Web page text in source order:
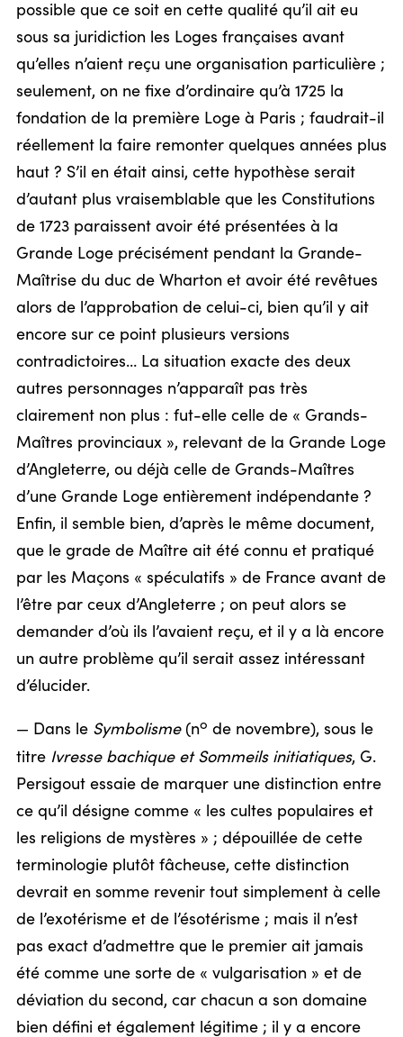
possible que ce soit en cette qualité qu’il ait eu
sous sa juridiction les Loges françaises avant
qu’elles n’aient reçu une organisation particulière ;
seulement, on ne fixe d’ordinaire qu’à 1725 la
fondation de la première Loge à Paris ; faudrait-il
réellement la faire remonter quelques années plus
haut ? S’il en était ainsi, cette hypothèse serait
d’autant plus vraisemblable que les Constitutions
de 1723 paraissent avoir été présentées à la
Grande Loge précisément pendant la Grande-
Maîtrise du duc de Wharton et avoir été revêtues
alors de l’approbation de celui-ci, bien qu’il y ait
encore sur ce point plusieurs versions
contradictoires… La situation exacte des deux
autres personnages n’apparaît pas très
clairement non plus : fut-elle celle de « Grands-
Maîtres provinciaux », relevant de la Grande Loge
d’Angleterre, ou déjà celle de Grands-Maîtres
d’une Grande Loge entièrement indépendante ?
Enfin, il semble bien, d’après le même document,
que le grade de Maître ait été connu et pratiqué
par les Maçons « spéculatifs » de France avant de
l’être par ceux d’Angleterre ; on peut alors se
demander d’où ils l’avaient reçu, et il y a là encore
un autre problème qu’il serait assez intéressant
d’élucider.
— Dans le Symbolisme(no de novembre), sous le
titre Ivresse bachique et Sommeils initiatiques, G.
Persigout essaie de marquer une distinction entre
ce qu’il désigne comme « les cultes populaires et
les religions de mystères » ; dépouillée de cette
terminologie plutôt fâcheuse, cette distinction
devrait en somme revenir tout simplement à celle
de l’exotérisme et de l’ésotérisme ; mais il n’est
pas exact d’admettre que le premier ait jamais
été comme une sorte de « vulgarisation » et de
déviation du second, car chacun a son domaine
bien défini et également légitime ; il y a encore